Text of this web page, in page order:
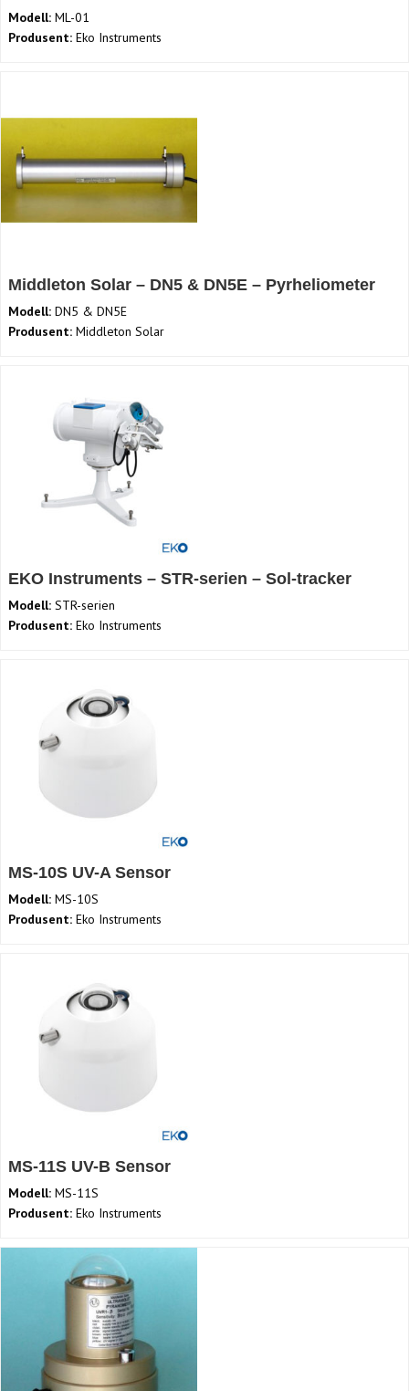
Modell: ML-01
Produsent: Eko Instruments
Middleton Solar – DN5 & DN5E – Pyrheliometer
Modell: DN5 & DN5E
Produsent: Middleton Solar
EKO Instruments – STR-serien – Sol-tracker
Modell: STR-serien
Produsent: Eko Instruments
MS-10S UV-A Sensor
Modell: MS-10S
Produsent: Eko Instruments
MS-11S UV-B Sensor
Modell: MS-11S
Produsent: Eko Instruments